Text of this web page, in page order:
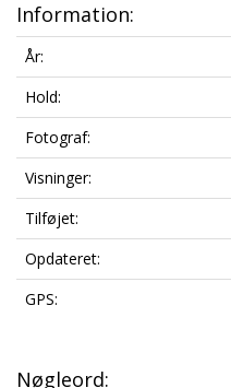
Information:
År:
Hold:
Fotograf:
Visninger:
Tilføjet:
Opdateret:
GPS:
Nøgleord: